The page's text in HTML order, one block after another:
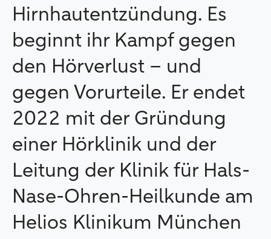
Hirnhautentzündung. Es
beginnt ihr Kampf gegen
den Hörverlust – und
gegen Vorurteile. Er endet
2022 mit der Gründung
einer Hörklinik und der
Leitung der Klinik für Hals-
Nase-Ohren-Heilkunde am
Helios Klinikum München